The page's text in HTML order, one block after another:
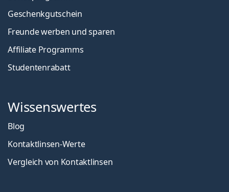
Geschenkgutschein
Freunde werben und sparen
Affiliate Programms
Studentenrabatt
Wissenswertes
Blog
Kontaktlinsen-Werte
Vergleich von Kontaktlinsen